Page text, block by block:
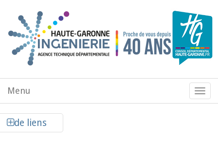
Menu
de
Menu
de liens